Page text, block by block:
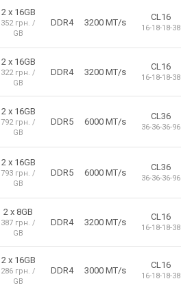
2 х 16GB
352 грн. /
GB
DDR4 3200 MT/s
CL16
16-18-18-38
2 х 16GB
322 грн. /
GB
DDR4 3200 MT/s
CL16
16-18-18-38
2 х 16GB
792 грн. /
GB
DDR5 6000 MT/s
CL36
36-36-36-96
2 х 16GB
793 грн. /
GB
DDR5 6000 MT/s
CL36
36-36-36-96
2 x 8GB
387 грн. /
GB
DDR4 3200 MT/s
CL16
16-18-18-38
2 х 16GB
286 грн. /
GB
DDR4 3000 MT/s
CL16
16-18-18-38